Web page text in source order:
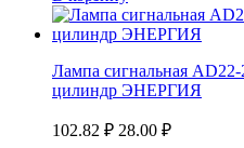
Лампа сигнальная
цилиндр ЭНЕРГИЯ
102.82 ₽ 28.00 ₽